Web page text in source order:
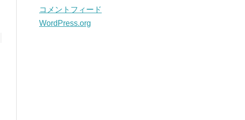
コメントフィード
WordPress.org